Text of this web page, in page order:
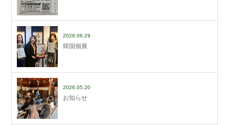
2026.06.29
韓国個展
2026.05.20
お知らせ